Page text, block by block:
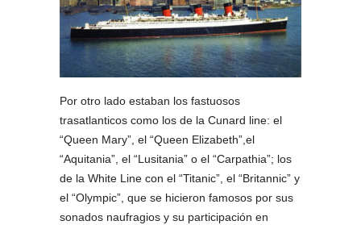
Por otro lado estaban los fastuosos
trasatlanticos como los de la Cunard line: el
“Queen Mary”, el “Queen Elizabeth”,el
“Aquitania”, el “Lusitania” o el “Carpathia”; los
de la White Line con el “Titanic”, el “Britannic” y
el “Olympic”, que se hicieron famosos por sus
sonados naufragios y su participación en